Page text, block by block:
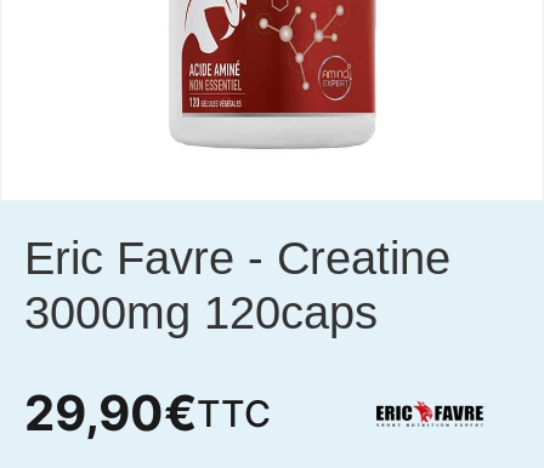
Eric Favre - Creatine
3000mg 120caps
29,90€TTC